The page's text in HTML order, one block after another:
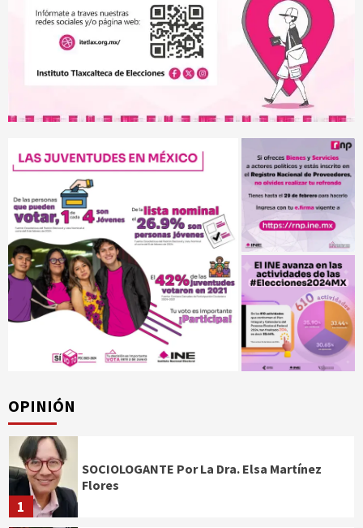
OPINIÓN
1
SOCIOLOGANTE Por La Dra. Elsa Martínez
Flores